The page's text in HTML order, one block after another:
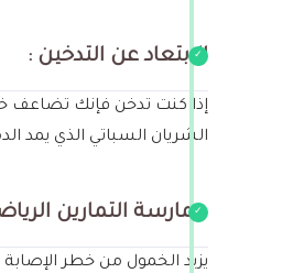
الابتعاد عن التدخين :
إذا كنت تدخن فإنك تضاعف
الشريان السباتي الذي يمد
ممارسة التمارين
يزيد الخمول من خطر